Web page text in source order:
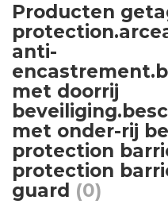
Producten
anti-
met doorrij
met onder-rij
protection
protection
guard (0)